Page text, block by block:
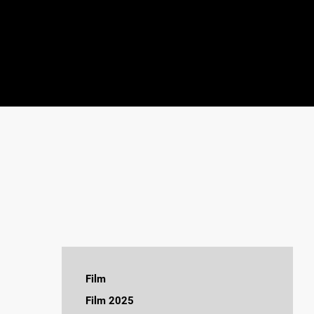
Film
Jeg håber dagen aldrig ender
Film 2025